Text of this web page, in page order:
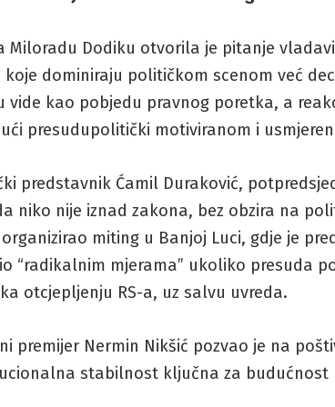
Miloradu Dodiku otvorila je pitanje
koje dominiraju političkom scenom već
vide kao pobjedu pravnog poretka, a
presudupolitički motiviranom i
predstavnik Ćamil Duraković,
niko nije iznad zakona, bez obzira na
miting u Banjoj Luci, gdje je
“radikalnim mjerama” ukoliko presuda
otcjepljenju RS-a, uz salvu uvreda.
premijer Nermin Nikšić pozvao je na
stabilnost ključna za budućnost